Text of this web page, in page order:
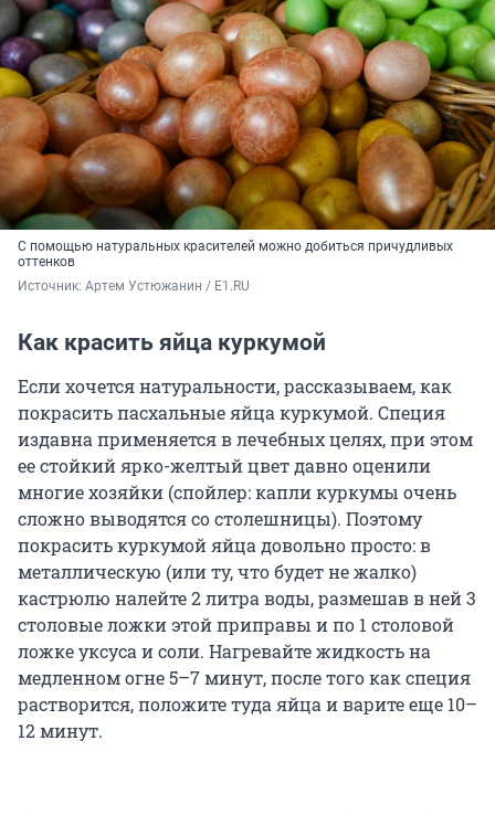
С помощью натуральных красителей можно добиться причудливых
оттенков
Источник: Артем Устюжанин / E1.RU
Как красить яйца куркумой
Если хочется натуральности, рассказываем, как
покрасить пасхальные яйца куркумой. Специя
издавна применяется в лечебных целях, при этом
ее стойкий ярко-желтый цвет давно оценили
многие хозяйки (спойлер: капли куркумы очень
сложно выводятся со столешницы). Поэтому
покрасить куркумой яйца довольно просто: в
металлическую (или ту, что будет не жалко)
кастрюлю налейте 2 литра воды, размешав в ней 3
столовые ложки этой приправы и по 1 столовой
ложке уксуса и соли. Нагревайте жидкость на
медленном огне 5–7 минут, после того как специя
растворится, положите туда яйца и варите еще 10–
12 минут.